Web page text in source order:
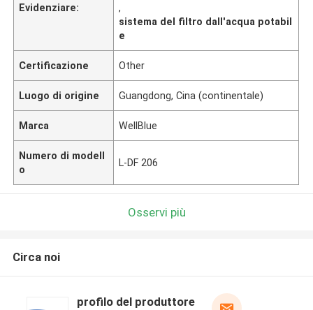
Evidenziare:
,
sistema del filtro dall'acqua potabil
e
Certificazione Other
Luogo di origine Guangdong, Cina (continentale)
Marca WellBlue
Numero di modell
o
L-DF 206
Osservi più
Circa noi
profilo del produttore